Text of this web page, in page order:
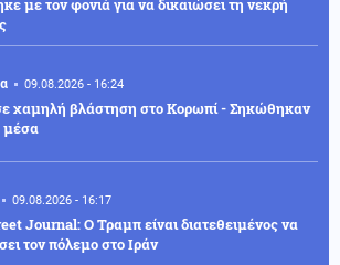
09.08.2026 - 16:24
χαμηλή βλάστηση στο Κορωπί - Σηκώθηκαν
μέσα
09.08.2026 - 16:17
Journal: Ο Τραμπ είναι διατεθειμένος να
τον πόλεμο στο Ιράν